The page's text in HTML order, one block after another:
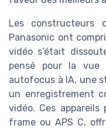
Les constructeurs
Panasonic ont
vidéo s’était
pensé pour la vue
autofocus à IA, une
un enregistrement
vidéo. Ces appareils
frame ou APS C,